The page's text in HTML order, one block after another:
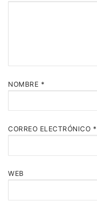
NOMBRE *
CORREO ELECTRÓNICO *
WEB